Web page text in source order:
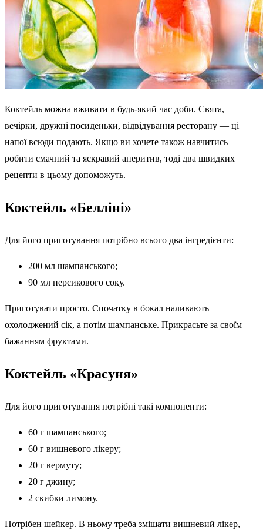
Коктейль можна вживати в будь-який час доби. Свята,
вечірки, дружні посиденьки, відвідування ресторану — ці
напої всюди подають. Якщо ви хочете також навчитись
робити смачний та яскравий аперитив, тоді два швидких
рецепти в цьому допоможуть.
Коктейль «Белліні»
Для його приготування потрібно всього два інгредієнти:
200 мл шампанського;
90 мл персикового соку.
Приготувати просто. Спочатку в бокал наливають
охолоджений сік, а потім шампанське. Прикрасьте за своїм
бажанням фруктами.
Коктейль «Красуня»
Для його приготування потрібні такі компоненти:
60 г шампанського;
60 г вишневого лікеру;
20 г вермуту;
20 г джину;
2 скибки лимону.
Потрібен шейкер. В ньому треба змішати вишневий лікер,